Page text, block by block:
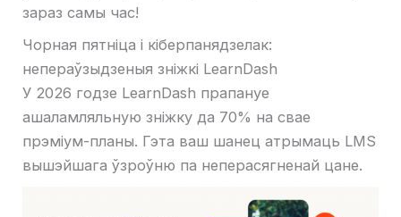
зараз самы час!
Чорная пятніца і кіберпанядзелак:
непераўзыдзеныя зніжкі LearnDash
У 2026 годзе LearnDash прапануе
ашаламляльную зніжку да 70% на свае
прэміум-планы. Гэта ваш шанец атрымаць LMS
вышэйшага ўзроўню па неперасягненай цане.